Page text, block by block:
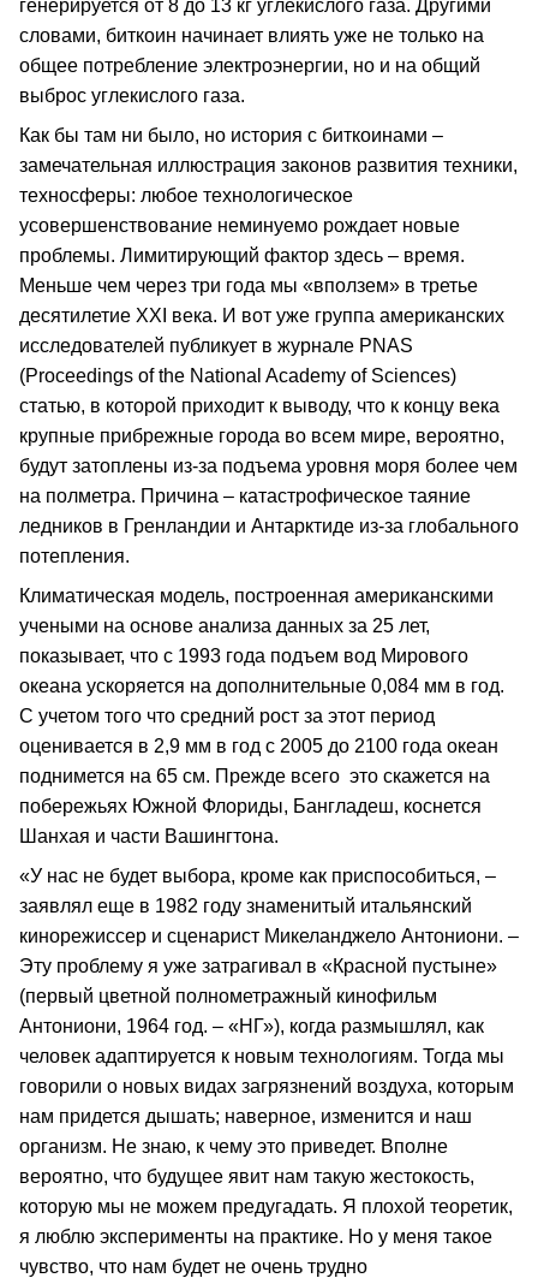
генерируется от 8 до 13 кг углекислого газа. Другими
словами, биткоин начинает влиять уже не только на
общее потребление электроэнергии, но и на общий
выброс углекислого газа.
Как бы там ни было, но история с биткоинами –
замечательная иллюстрация законов развития техники,
техносферы: любое технологическое
усовершенствование неминуемо рождает новые
проблемы. Лимитирующий фактор здесь – время.
Меньше чем через три года мы «вползем» в третье
десятилетие XXI века. И вот уже группа американских
исследователей публикует в журнале PNAS
(Proceedings of the National Academy of Sciences)
статью, в которой приходит к выводу, что к концу века
крупные прибрежные города во всем мире, вероятно,
будут затоплены из-за подъема уровня моря более чем
на полметра. Причина – катастрофическое таяние
ледников в Гренландии и Антарктиде из-за глобального
потепления.
Климатическая модель, построенная американскими
учеными на основе анализа данных за 25 лет,
показывает, что с 1993 года подъем вод Мирового
океана ускоряется на дополнительные 0,084 мм в год.
С учетом того что средний рост за этот период
оценивается в 2,9 мм в год с 2005 до 2100 года океан
поднимется на 65 см. Прежде всего это скажется на
побережьях Южной Флориды, Бангладеш, коснется
Шанхая и части Вашингтона.
«У нас не будет выбора, кроме как приспособиться, –
заявлял еще в 1982 году знаменитый итальянский
кинорежиссер и сценарист Микеланджело Антониони. –
Эту проблему я уже затрагивал в «Красной пустыне»
(первый цветной полнометражный кинофильм
Антониони, 1964 год. – «НГ»), когда размышлял, как
человек адаптируется к новым технологиям. Тогда мы
говорили о новых видах загрязнений воздуха, которым
нам придется дышать; наверное, изменится и наш
организм. Не знаю, к чему это приведет. Вполне
вероятно, что будущее явит нам такую жестокость,
которую мы не можем предугадать. Я плохой теоретик,
я люблю эксперименты на практике. Но у меня такое
чувство, что нам будет не очень трудно